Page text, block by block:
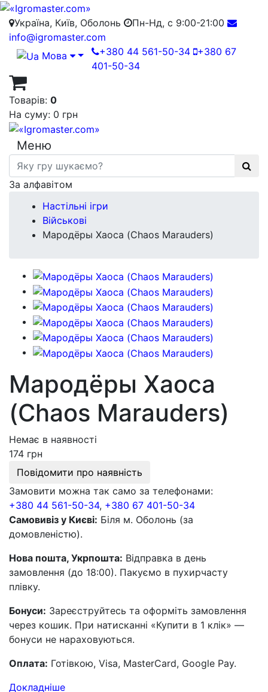
Україна, Київ, Оболонь
Пн-Нд, с 9:00-21:00
info@igromaster.com
Мова
+380 44 561-50-34 +380 67
401-50-34
Товарів: 0
На суму: 0 грн
Меню
За алфавітом
Настільні ігри
Військові
Мародёры Хаоса (Chaos Marauders)
Мародёры Хаоса
(Chaos Marauders)
Немає в наявності
174 грн
Повідомити про наявність
Замовити можна так само за телефонами:
+380 44 561-50-34, +380 67 401-50-34
Самовивіз у Києві: Біля м. Оболонь (за
домовленістю).
Нова пошта, Укрпошта: Відправка в день
замовлення (до 18:00). Пакуємо в пухирчасту
плівку.
Бонуси: Зареєструйтесь та оформіть замовлення
через кошик. При натисканні «Купити в 1 клік» —
бонуси не нараховуються.
Оплата: Готівкою, Visa, MasterCard, Google Pay.
Докладніше